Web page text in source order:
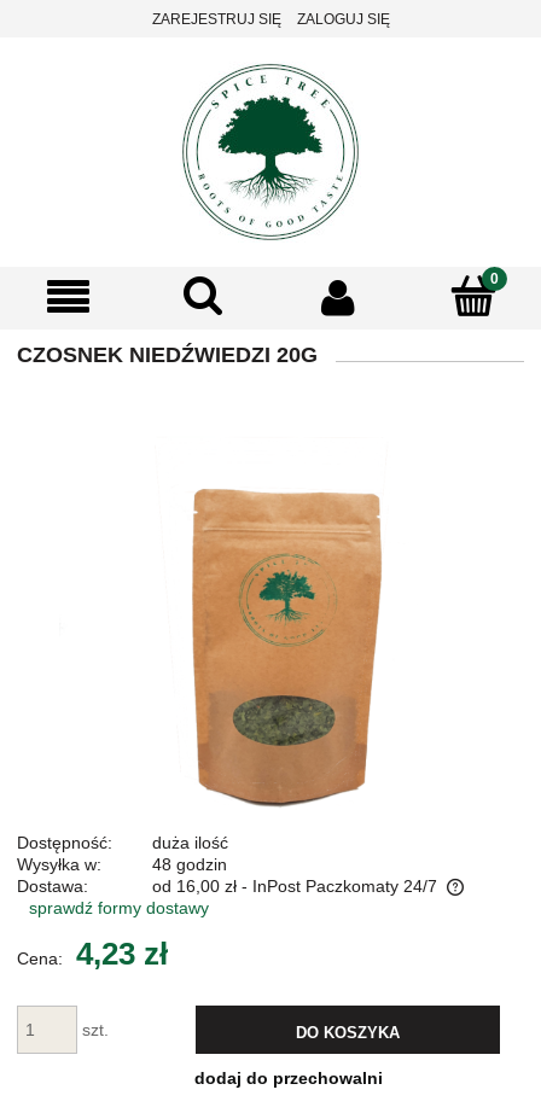
ZAREJESTRUJ SIĘ ZALOGUJ SIĘ
CZOSNEK NIEDŹWIEDZI 20G
Dostępność:
duża ilość
Wysyłka w:
48 godzin
Dostawa:
od 16,00 zł - InPost Paczkomaty 24/7
Cena nie zawiera ewentualnych kosztów płatności
sprawdź formy dostawy
Cena: 4,23 zł
szt. DO KOSZYKA
dodaj do przechowalni